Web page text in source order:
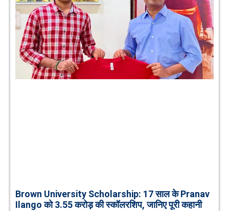
Brown University Scholarship: 17 साल के Pranav
Ilango को 3.55 करोड़ की स्कॉलरशिप, जानिए पूरी कहानी